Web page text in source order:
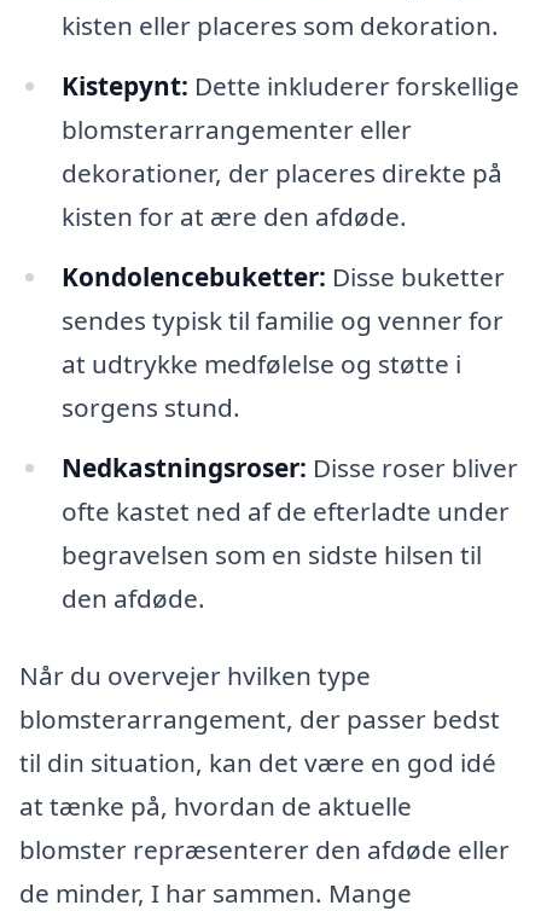
kisten eller placeres som dekoration.
Kistepynt: Dette inkluderer forskellige
blomsterarrangementer eller
dekorationer, der placeres direkte på
kisten for at ære den afdøde.
Kondolencebuketter: Disse buketter
sendes typisk til familie og venner for
at udtrykke medfølelse og støtte i
sorgens stund.
Nedkastningsroser: Disse roser bliver
ofte kastet ned af de efterladte under
begravelsen som en sidste hilsen til
den afdøde.
Når du overvejer hvilken type
blomsterarrangement, der passer bedst
til din situation, kan det være en god idé
at tænke på, hvordan de aktuelle
blomster repræsenterer den afdøde eller
de minder, I har sammen. Mange